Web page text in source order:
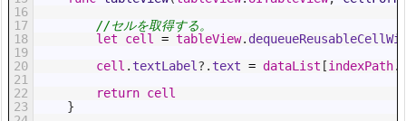
16
17
18
19
20
21
22
23
//セルを取得する。
let
cell = tableView.
cell . textLabel ? . text = dataList [indexPath.
return cell
}